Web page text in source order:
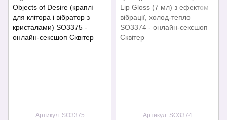
Артикул: SO3375 Артикул: SO3374